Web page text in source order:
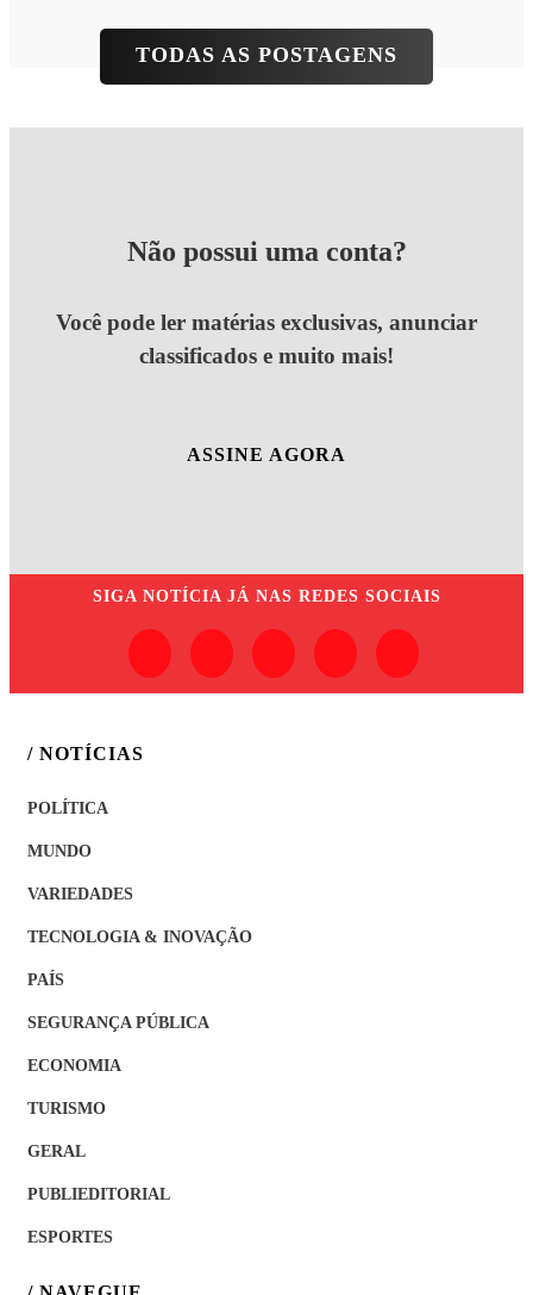
TODAS AS POSTAGENS
Não possui uma conta?
Você pode ler matérias exclusivas, anunciar
classificados e muito mais!
ASSINE AGORA
SIGA NOTÍCIA JÁ NAS REDES SOCIAIS
/ NOTÍCIAS
POLÍTICA
MUNDO
VARIEDADES
TECNOLOGIA & INOVAÇÃO
PAÍS
SEGURANÇA PÚBLICA
ECONOMIA
TURISMO
GERAL
PUBLIEDITORIAL
ESPORTES